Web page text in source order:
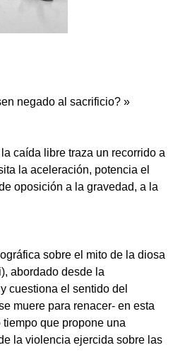
negado al sacrificio? »
caída libre traza un recorrido a
la aceleración, potencia el
oposición a la gravedad, a la
sobre el mito de la diosa
abordado desde la
cuestiona el sentido del
muere para renacer- en esta
que propone una
la violencia ejercida sobre las